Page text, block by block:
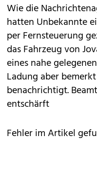
Wie die
hatten Unbekannte
per Fernsteuerung
das Fahrzeug von
eines nahe
Ladung aber
benachrichtigt.
entschärft
Fehler im Artikel